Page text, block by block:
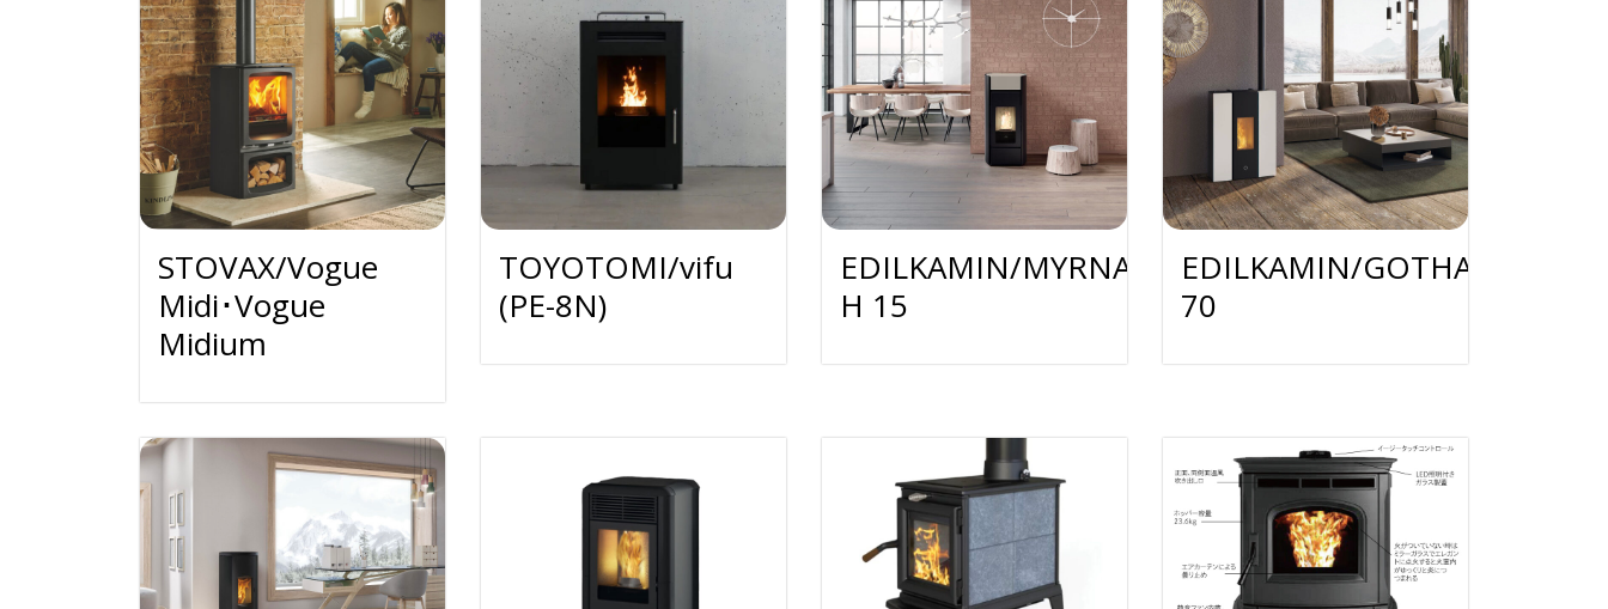
STOVAX/Vogue
Midi･Vogue
Midium
TOYOTOMI/vifu
(PE-8N)
EDILKAMIN/MYRNA
H 15
EDILKAMIN/GOTHA
70